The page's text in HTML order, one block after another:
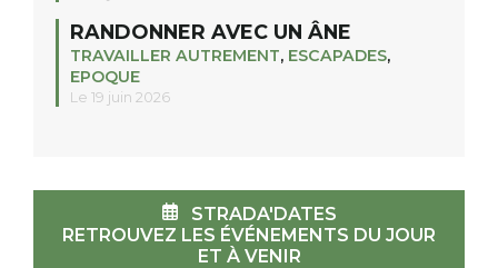
RANDONNER AVEC UN ÂNE
TRAVAILLER AUTREMENT, ESCAPADES,
EPOQUE
Le 19 juin 2026
STRADA'DATES
RETROUVEZ LES ÉVÉNEMENTS DU JOUR
ET À VENIR